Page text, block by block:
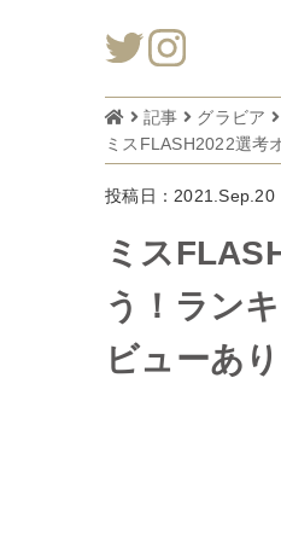
記事
グラビア
投稿日：2021.Sep.20
ミス
う！ラン
ビューあり